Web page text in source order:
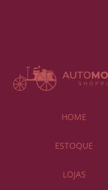
HOME
ESTOQUE
LOJAS